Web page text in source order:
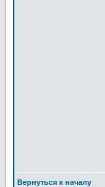
Вернуться к началу